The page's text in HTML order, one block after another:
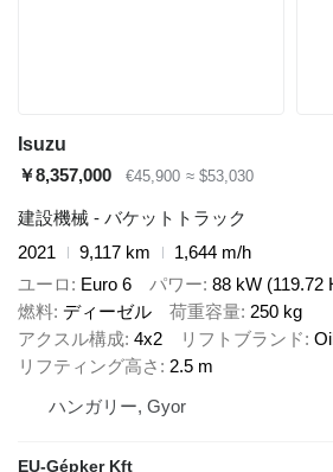
Isuzu
￥8,357,000
€45,900 ≈ $53,030
建設機械 - バケットトラック
2021
9,117 km
1,644 m/h
ユーロ
Euro 6 パワー 88 kW (119.72
燃料 ディーゼル 荷重容量 250 kg
アクスル構成 4x2 リフトブランド
リフティング高さ
2.5 m
ハンガリー, Gyor
EU-Gépker Kft